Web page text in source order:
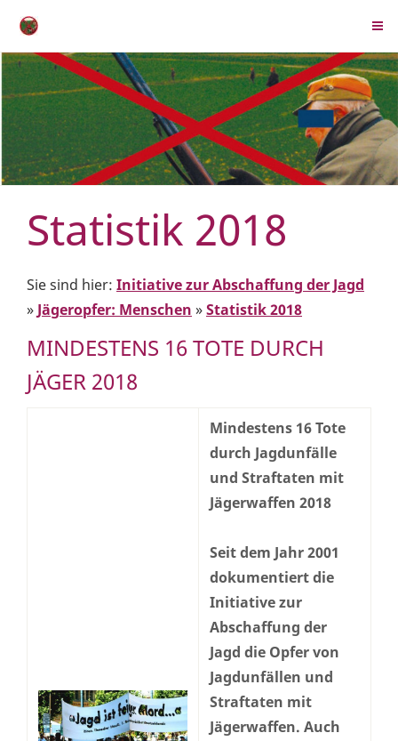
Statistik 2018
Sie sind hier: Initiative zur Abschaffung der Jagd
» Jägeropfer: Menschen »Statistik 2018
MINDESTENS 16 TOTE DURCH
JÄGER 2018
Mindestens 16 Tote
durch Jagdunfälle
und Straftaten mit
Jägerwaffen 2018
Seit dem Jahr 2001
dokumentiert die
Initiative zur
Abschaffung der
Jagd die Opfer von
Jagdunfällen und
Straftaten mit
Jägerwaffen. Auch